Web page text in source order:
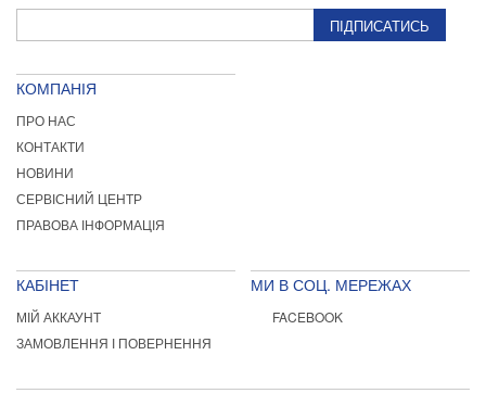
ПІДПИСАТИСЬ
КОМПАНІЯ
ПРО НАС
КОНТАКТИ
НОВИНИ
СЕРВІСНИЙ ЦЕНТР
ПРАВОВА ІНФОРМАЦІЯ
КАБІНЕТ
МІЙ АККАУНТ
ЗАМОВЛЕННЯ І ПОВЕРНЕННЯ
МИ В СОЦ. МЕРЕЖАХ
FACEBOOK